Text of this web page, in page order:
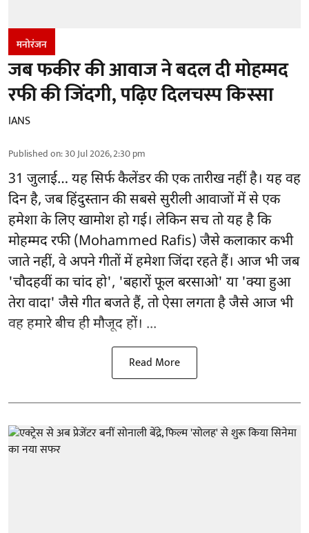
मनोरंजन
जब फकीर की आवाज ने बदल दी मोहम्मद
रफी की जिंदगी, पढ़िए दिलचस्प किस्सा
IANS
Published on:30 Jul 2026, 2:30 pm
31 जुलाई… यह सिर्फ कैलेंडर की एक तारीख नहीं है। यह वह
दिन है, जब हिंदुस्तान की सबसे सुरीली आवाजों में से एक
हमेशा के लिए खामोश हो गई। लेकिन सच तो यह है कि
मोहम्मद रफी (Mohammed Rafis) जैसे कलाकार कभी
जाते नहीं, वे अपने गीतों में हमेशा जिंदा रहते हैं। आज भी जब
'चौदहवीं का चांद हो', 'बहारों फूल बरसाओ' या 'क्या हुआ
तेरा वादा' जैसे गीत बजते हैं, तो ऐसा लगता है जैसे आज भी
वह हमारे बीच ही मौजूद हों। ...
Read More